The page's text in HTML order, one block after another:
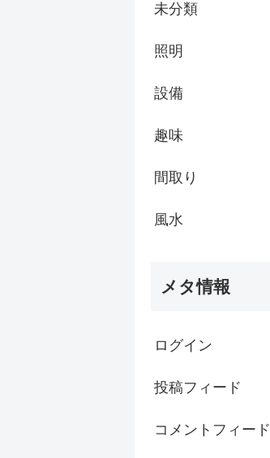
未分類
照明
設備
趣味
間取り
風水
メタ情報
ログイン
投稿フィード
コメントフィード